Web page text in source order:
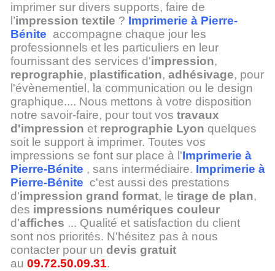
imprimer sur divers supports, faire de
l’impression textile ? Imprimerie à Pierre-
Bénite accompagne chaque jour les
professionnels et les particuliers en leur
fournissant des services d'impression,
reprographie, plastification,adhésivage, pour
l'évènementiel, la communication ou le design
graphique.... Nous mettons à votre disposition
notre savoir-faire, pour tout vostravaux
d'impression et reprographie Lyon quelques
soit le support à imprimer. Toutes vos
impressions se font sur place à l'Imprimerie à
Pierre-Bénite , sans intermédiaire. Imprimerie à
Pierre-Bénite c'est aussi des prestations
d'impression grand format, letirage de plan,
des impressions numériques couleur
d’affiches ... Qualité et satisfaction du client
sont nos priorités. N'hésitez pas à nous
contacter pour un devis gratuit
au09.72.50.09.31.